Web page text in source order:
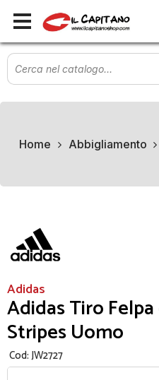
Home Abbigliamento
Adidas
Adidas Tiro
Stripes Uomo
Cod:JW2727